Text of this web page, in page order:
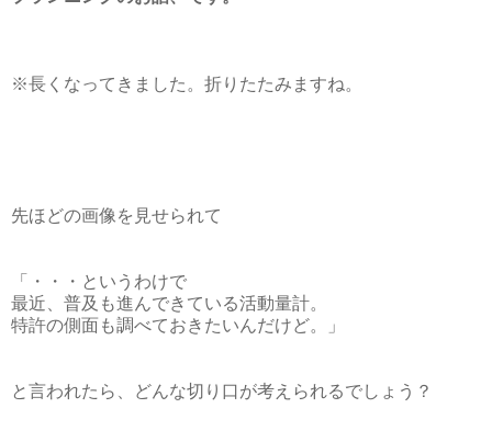
※長くなってきました。折りたたみますね。
先ほどの画像を見せられて
「・・・というわけで
最近、普及も進んできている活動量計。
特許の側面も調べておきたいんだけど。」
と言われたら、どんな切り口が考えられるでしょう？